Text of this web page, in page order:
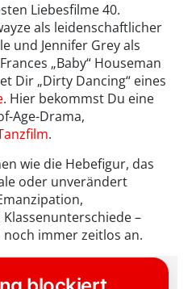
Liebesfilme 40.
als leidenschaftlicher
und Jennifer Grey als
„Baby“ Houseman
Dir „Dirty Dancing“ eines
. Hier bekommst Du eine
Age-Drama,
.
wie die Hebefigur, das
oder unverändert
–
immer zeitlos an.